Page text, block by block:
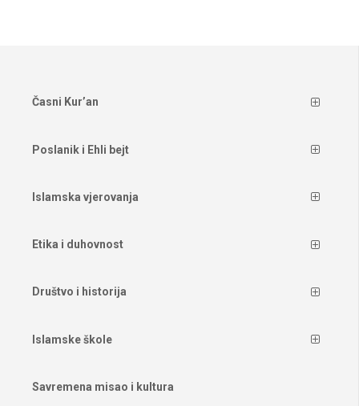
Časni Kur’an
Poslanik i Ehli bejt
Islamska vjerovanja
Etika i duhovnost
Društvo i historija
Islamske škole
Savremena misao i kultura